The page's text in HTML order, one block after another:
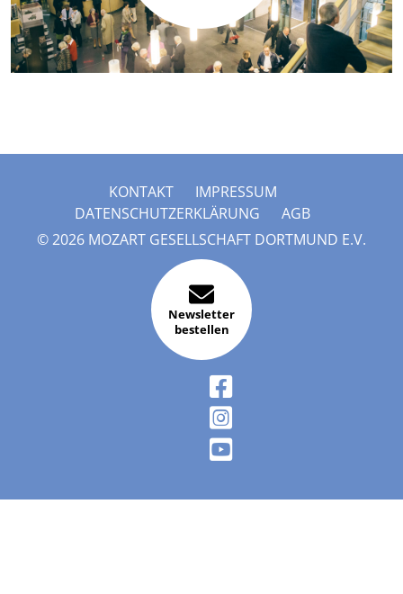
KONTAKT
IMPRESSUM
DATENSCHUTZERKLÄRUNG
AGB
© 2026 MOZART GESELLSCHAFT DORTMUND E.V.
Newsletter
bestellen
FACEBOOK
INSTAGRAM
YOUTUBE